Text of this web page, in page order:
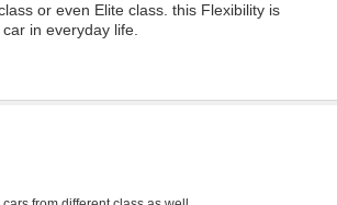
or even Elite class. this Flexibility is
in everyday life.